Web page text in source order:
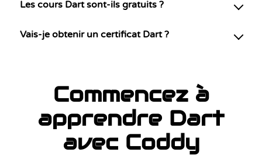
Les cours Dart sont-ils gratuits ?
Vais-je obtenir un certificat Dart ?
Commencez à
apprendre Dart
avec Coddy